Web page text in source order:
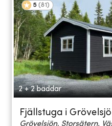
5 (81 )
2 + 2 bäddar
Fjällstuga i
Grövelsjön, Storsätern,